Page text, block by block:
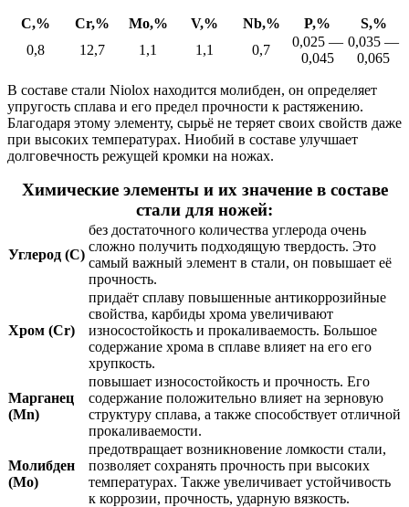
С,% Cr,% Mo,% V,% Nb,% P,%
S,%
0,8
12,7 1,1 1,1 0,7
0,025 —
0,045
0,035 —
0,065
В составе стали Niolox находится молибден, он определяет
упругость сплава и его предел прочности к растяжению.
Благодаря этому элементу, сырьё не теряет своих свойств даже
при высоких температурах. Ниобий в составе улучшает
долговечность режущей кромки на ножах.
Химические элементы и их значение в составе
стали для ножей:
Углерод (C)
без достаточного количества углерода очень
сложно получить подходящую твердость. Это
самый важный элемент в стали, он повышает её
прочность.
Хром (Cr)
придаёт сплаву повышенные антикоррозийные
свойства, карбиды хрома увеличивают
износостойкость и прокаливаемость. Большое
содержание хрома в сплаве влияет на его его
хрупкость.
Марганец
(Mn)
повышает износостойкость и прочность. Его
содержание положительно влияет на зерновую
структуру сплава, а также способствует отличной
прокаливаемости.
Молибден
(Mo)
предотвращает возникновение ломкости стали,
позволяет сохранять прочность при высоких
температурах. Также увеличивает устойчивость
к коррозии, прочность, ударную вязкость.